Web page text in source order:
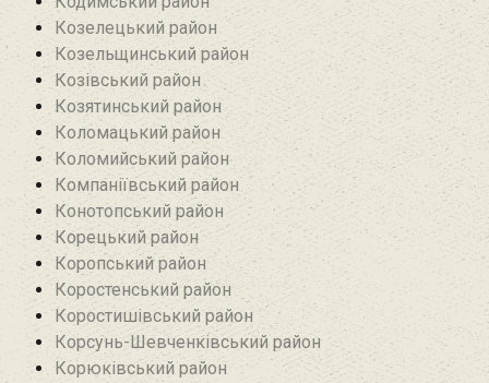
Козелецький район
Козельщинський район
Козівський район
Козятинський район
Коломацький район
Коломийський район
Компаніївський район
Конотопський район
Корецький район
Коропський район
Коростенський район
Коростишівський район‎
Корсунь-Шевченківський район
Корюківський район